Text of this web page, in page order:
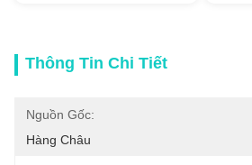
Thông Tin Chi Tiết
Nguồn Gốc:
Hàng Châu